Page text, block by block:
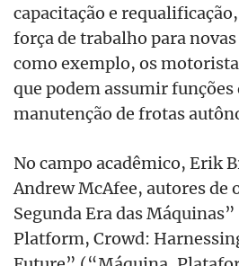
capacitação e
força de trabalho para
como exemplo, os
que podem assumir funções
manutenção de frotas
No campo acadêmico, Erik
Andrew McAfee, autores de
Segunda Era das
Platform, Crowd: